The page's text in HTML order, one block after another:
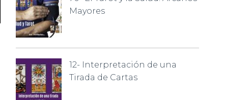
Mayores
12- Interpretación de una
Tirada de Cartas